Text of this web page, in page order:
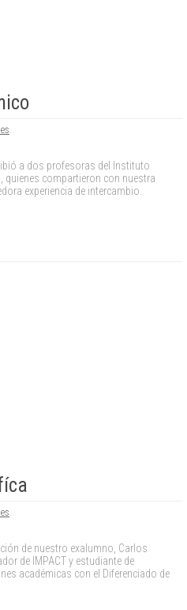
.
a dos profesoras del Instituto
quienes compartieron con nuestra
experiencia de intercambio.
.
de nuestro exalumno, Carlos
de IMPACT y estudiante de
académicas con el Diferenciado de